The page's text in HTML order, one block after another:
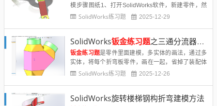
模步骤图纸1、打开SolidWorks软件，新建零件，然
后【上视基准面】画圆、矩形；1-1.圆周阵列矩形：3
SolidWorks练习题 2025-12-29
SolidWorks钣金练习题之三通分流器的建模，举一反三更重要
钣金练习题是零件里面建模，多实体的画法，通过多
实体，将每个折弯板零件，画在一起，省掉了装配体
组转配合这一步，比较经典的建模方法，同时对Solid
SolidWorks练习题 2025-12-26
SolidWorks旋转楼梯钢构折弯建模方法